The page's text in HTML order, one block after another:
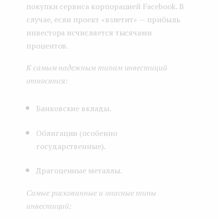
покупки сервиса корпорацией Facebook. В
случае, если проект «взлетит» — прибыль
инвестора исчисляется тысячами
процентов.
К самым надежным типам инвестиций
относятся:
Банковские вклады.
Облигации (особенно
государственные).
Драгоценные металлы.
Самые рискованные и опасные типы
инвестиций: